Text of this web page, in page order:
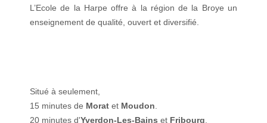
L’Ecole de la Harpe offre à la région de la Broye un
enseignement de qualité, ouvert et diversifié.
Situé à seulement,
15 minutes de Morat et Moudon
20 minutes d'Yverdon-Les-Bains et Fribourg